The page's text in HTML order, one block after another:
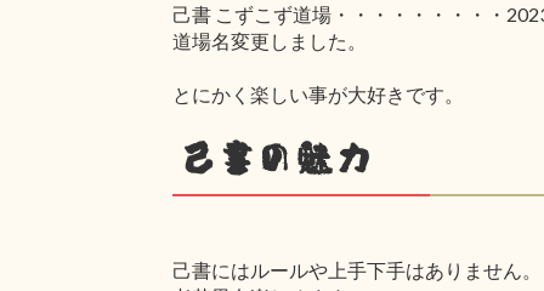
己書 こずこず道場・・・・・・・・・
道場名変更しました。
とにかく楽しい事が大好きです。
己書の魅力
己書にはルールや上手下手はありません。